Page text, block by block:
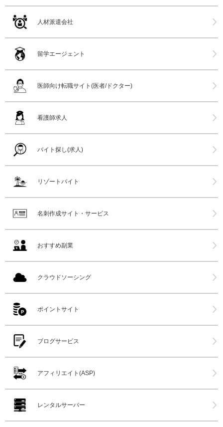
人材派遣会社
留学エージェント
医師向け転職サイト(医者/ドクター)
看護師求人
バイト探し(求人)
リゾートバイト
名刺作成サイト・サービス
おすすめ副業
クラウドソーシング
ポイントサイト
ブログサービス
アフィリエイト(ASP)
レンタルサーバー